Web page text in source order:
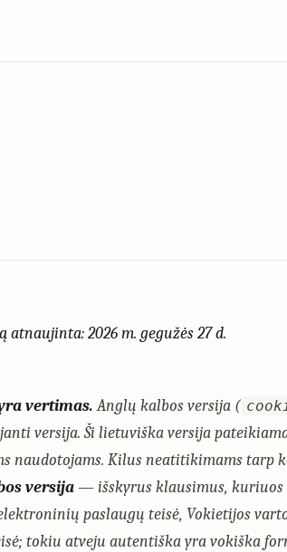
2026 m. gegužės 27 d.
vertimas.Anglų kalbos versija (
versija. Ši lietuviška versija
naudotojams. Kilus neatitikimams tarp
versija — išskyrus klausimus,
paslaugų teisė, Vokietijos
tokiu atveju autentiška yra vokiška